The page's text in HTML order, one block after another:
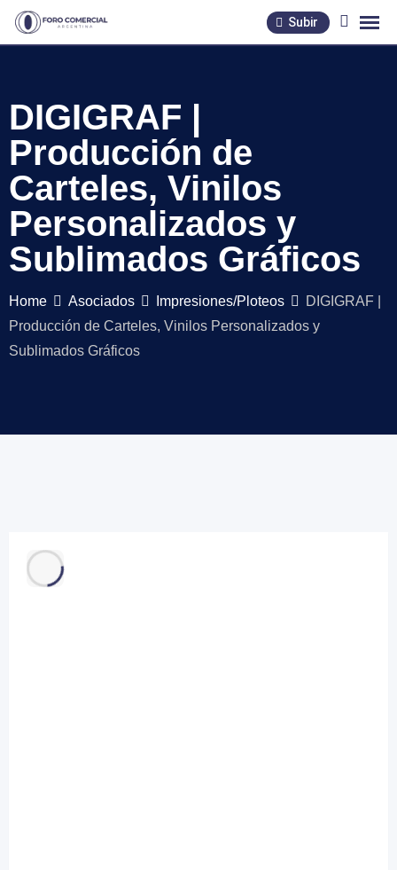
Skip
Subir
DIGIGRAF |
Producción de
Carteles, Vinilos
Personalizados y
Sublimados Gráficos
Home Asociados Impresiones/Ploteos
DIGIGRAF |
Producción de Carteles, Vinilos Personalizados y
Sublimados Gráficos